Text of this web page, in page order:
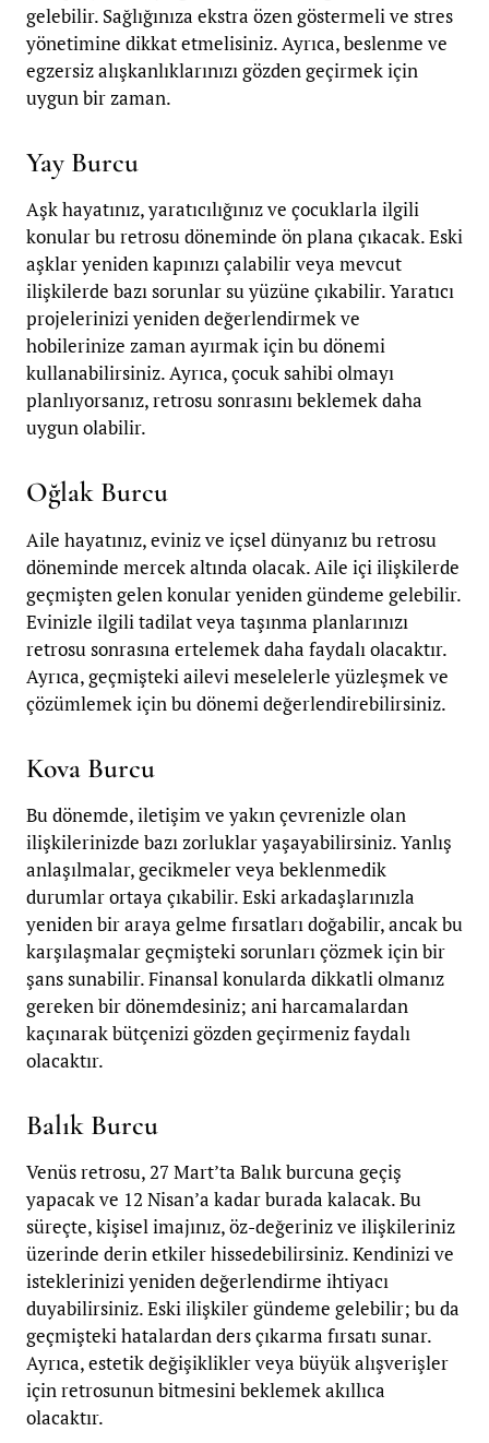
gelebilir. Sağlığınıza ekstra özen göstermeli ve stres
yönetimine dikkat etmelisiniz. Ayrıca, beslenme ve
egzersiz alışkanlıklarınızı gözden geçirmek için
uygun bir zaman.
Yay Burcu
Aşk hayatınız, yaratıcılığınız ve çocuklarla ilgili
konular bu retrosu döneminde ön plana çıkacak. Eski
aşklar yeniden kapınızı çalabilir veya mevcut
ilişkilerde bazı sorunlar su yüzüne çıkabilir. Yaratıcı
projelerinizi yeniden değerlendirmek ve
hobilerinize zaman ayırmak için bu dönemi
kullanabilirsiniz. Ayrıca, çocuk sahibi olmayı
planlıyorsanız, retrosu sonrasını beklemek daha
uygun olabilir.
Oğlak Burcu
Aile hayatınız, eviniz ve içsel dünyanız bu retrosu
döneminde mercek altında olacak. Aile içi ilişkilerde
geçmişten gelen konular yeniden gündeme gelebilir.
Evinizle ilgili tadilat veya taşınma planlarınızı
retrosu sonrasına ertelemek daha faydalı olacaktır.
Ayrıca, geçmişteki ailevi meselelerle yüzleşmek ve
çözümlemek için bu dönemi değerlendirebilirsiniz.
Kova Burcu
Bu dönemde, iletişim ve yakın çevrenizle olan
ilişkilerinizde bazı zorluklar yaşayabilirsiniz. Yanlış
anlaşılmalar, gecikmeler veya beklenmedik
durumlar ortaya çıkabilir. Eski arkadaşlarınızla
yeniden bir araya gelme fırsatları doğabilir, ancak bu
karşılaşmalar geçmişteki sorunları çözmek için bir
şans sunabilir. Finansal konularda dikkatli olmanız
gereken bir dönemdesiniz; ani harcamalardan
kaçınarak bütçenizi gözden geçirmeniz faydalı
olacaktır.
Balık Burcu
Venüs retrosu, 27 Mart’ta Balık burcuna geçiş
yapacak ve 12 Nisan’a kadar burada kalacak. Bu
süreçte, kişisel imajınız, öz-değeriniz ve ilişkileriniz
üzerinde derin etkiler hissedebilirsiniz. Kendinizi ve
isteklerinizi yeniden değerlendirme ihtiyacı
duyabilirsiniz. Eski ilişkiler gündeme gelebilir; bu da
geçmişteki hatalardan ders çıkarma fırsatı sunar.
Ayrıca, estetik değişiklikler veya büyük alışverişler
için retrosunun bitmesini beklemek akıllıca
olacaktır.